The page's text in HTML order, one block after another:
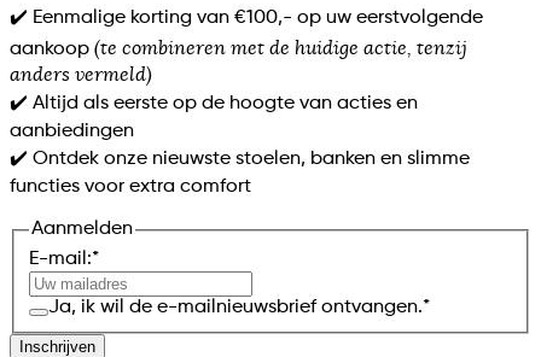
✔️ Eenmalige korting van €100,- op uw eerstvolgende
aankoop (te combineren met de huidige actie, tenzij
anders vermeld)
✔️ Altijd als eerste op de hoogte van acties en
aanbiedingen
✔️ Ontdek onze nieuwste stoelen, banken en slimme
functies voor extra comfort
Aanmelden
E-mail:*
Ja, ik wil de e-mailnieuwsbrief ontvangen.*
Inschrijven